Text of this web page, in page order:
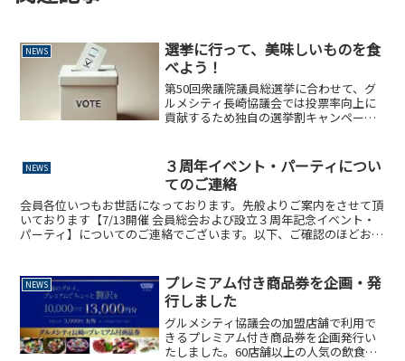
NEWS
選挙に行って、美味しいものを食
べよう！
第50回衆議院議員総選挙に合わせて、グ
ルメシティ長崎協議会では投票率向上に
貢献するため独自の選挙割キャンペーン
NEWS
３周年イベント・パーティについ
てのご連絡
会員各位いつもお世話になっております。先般よりご案内をさせて頂
いております【7/13開催 会員総会および設立３周年記念イベント・
パーティ】についてのご連絡でございます。以下、ご確認のほどお願
NEWS
プレミアム付き商品券を企画・発
行しました
グルメシティ協議会の加盟店舗で利用で
きるプレミアム付き商品券を企画発行い
たしました。60店舗以上の人気の飲食店